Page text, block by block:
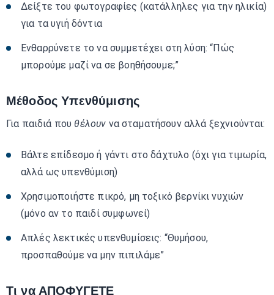
Δείξτε του φωτογραφίες (κατάλληλες για την ηλικία)
για τα υγιή δόντια
Ενθαρρύνετε το να συμμετέχει στη λύση: “Πώς
μπορούμε μαζί να σε βοηθήσουμε;”
Μέθοδος Υπενθύμισης
Για παιδιά που θέλουν να σταματήσουν αλλά ξεχνιούνται:
Βάλτε επίδεσμο ή γάντι στο δάχτυλο (όχι για τιμωρία,
αλλά ως υπενθύμιση)
Χρησιμοποιήστε πικρό, μη τοξικό βερνίκι νυχιών
(μόνο αν το παιδί συμφωνεί)
Απλές λεκτικές υπενθυμίσεις: “Θυμήσου,
προσπαθούμε να μην πιπιλάμε”
Τι να ΑΠΟΦΥΓΕΤΕ